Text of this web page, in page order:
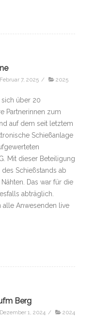
Februar 7, 2025 / 2025
sich über 20
Partnerinnen zum
auf dem seit letztem
Schießanlage
Mit dieser Beteiligung
Schießstands ab
Das war für die
abträglich.
alle Anwesenden live
Berg
Dezember 1, 2024 / 2024